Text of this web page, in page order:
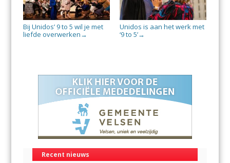
Bij Unidos’ 9 to 5 wil je met
liefde overwerken →
Unidos is aan het werk met
‘9 to 5’→
Recent nieuws